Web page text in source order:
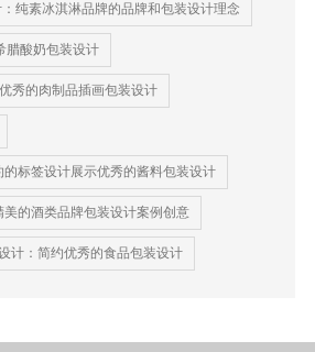
纯素冰淇淋品牌的品牌和包装设计理念
腊酸奶包装设计
秀的肉制品插画包装设计
标签设计展示优秀的酱料包装设计
美的酒类品牌包装设计案例创意
计：简约优秀的食品包装设计